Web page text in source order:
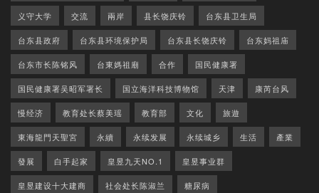
义守大学 交流 兩岸 县长饶庆铃 台东县卫生局
台东县政府 台东县环境保护局 台东县长饶庆铃 台东妈祖庙
台东市长陈铭风 台東媽祖廟 合作 国民健康署
国民健康署吴昭军署长 国立海洋科技博物馆 天津 康芮台风
慢经济 教育处长蔡美瑶 教育部 文化 旅遊
東海龍門天聖宮 永續 永续发展 永续城乡 生活 產業
發展 白手起家 皇昱九天NO.1 皇昱事业群
皇昱建设十大建商 社会处长陈淑兰 糖尿病